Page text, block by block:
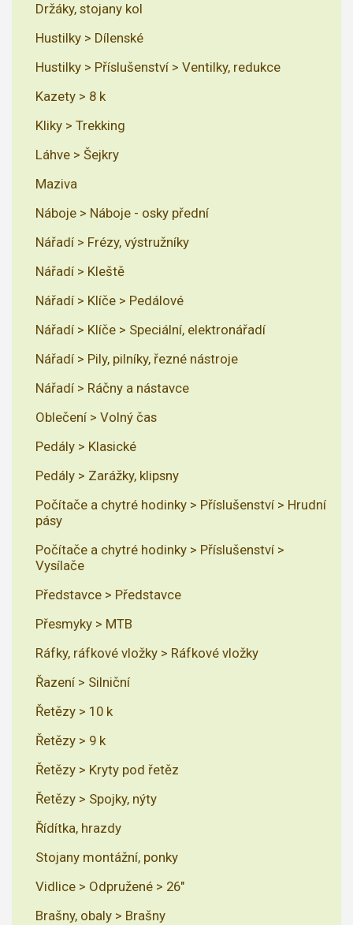
Držáky, stojany kol
Hustilky > Dílenské
Hustilky > Příslušenství > Ventilky, redukce
Kazety > 8 k
Kliky > Trekking
Láhve > Šejkry
Maziva
Náboje > Náboje - osky přední
Nářadí > Frézy, výstružníky
Nářadí > Kleště
Nářadí > Klíče > Pedálové
Nářadí > Klíče > Speciální, elektronářadí
Nářadí > Pily, pilníky, řezné nástroje
Nářadí > Ráčny a nástavce
Oblečení > Volný čas
Pedály > Klasické
Pedály > Zarážky, klipsny
Počítače a chytré hodinky > Příslušenství > Hrudní
pásy
Počítače a chytré hodinky > Příslušenství >
Vysílače
Představce > Představce
Přesmyky > MTB
Ráfky, ráfkové vložky > Ráfkové vložky
Řazení > Silniční
Řetězy > 10 k
Řetězy > 9 k
Řetězy > Kryty pod řetěz
Řetězy > Spojky, nýty
Řídítka, hrazdy
Stojany montážní, ponky
Vidlice > Odpružené > 26"
Brašny, obaly > Brašny